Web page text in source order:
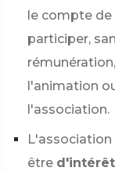
le compte de
participer,
l'animation
l'association.
être